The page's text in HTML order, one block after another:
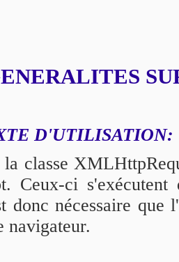
D'UTILISATION:
classe
Ceux-ci
donc nécessaire que
navigateur.